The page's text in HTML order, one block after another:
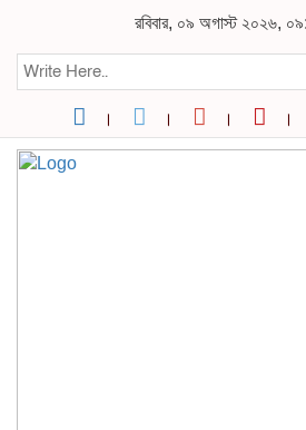
রবিবার, ০৯ অগাস্ট ২০২৬,